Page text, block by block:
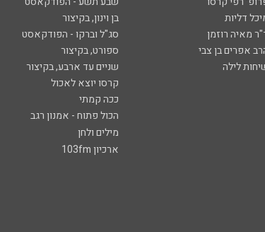
דליות בן וינון, בקיצור
מאיה רוזמן סג"ל וברקו - הפודקאסט
אפרים בן צבי ספורט, בקיצור
לילה שניים עד ארבע, בקיצור
קרסו יוצא לאכול
ככה קמתי
הכול פתוח - אמנון רגב
מילים ולחן
ארכיון 103fm